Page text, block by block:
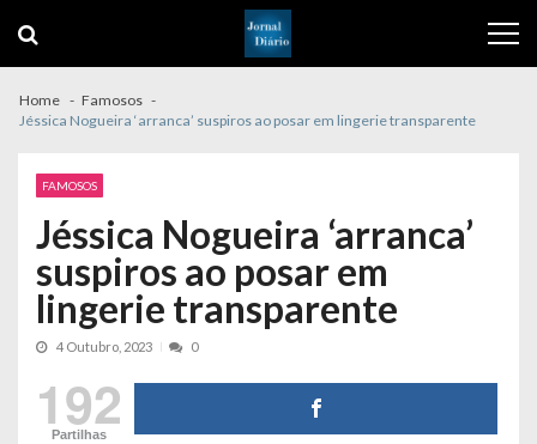
navigation
content
Home
Famosos
Jéssica Nogueira ‘arranca’ suspiros ao posar em lingerie transparente
FAMOSOS
Jéssica Nogueira ‘arranca’
suspiros ao posar em
lingerie transparente
4 Outubro, 2023 0
192
Partilhas